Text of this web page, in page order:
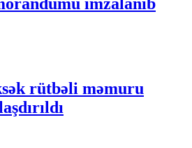
imzalanıb
rütbəli məmuru